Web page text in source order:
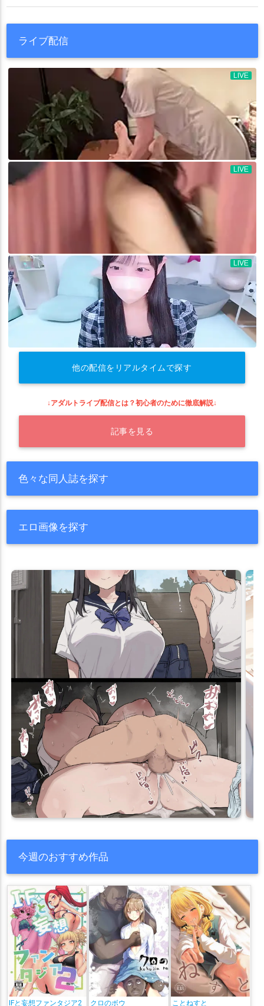
ライブ配信
他の配信をリアルタイムで探す
↓アダルトライブ配信とは？初心者のために徹底解説↓
記事を見る
色々な同人誌を探す
エロ画像を探す
今週のおすすめ作品
IFと妄想ファンタジア2 クロのボウ ことねすと